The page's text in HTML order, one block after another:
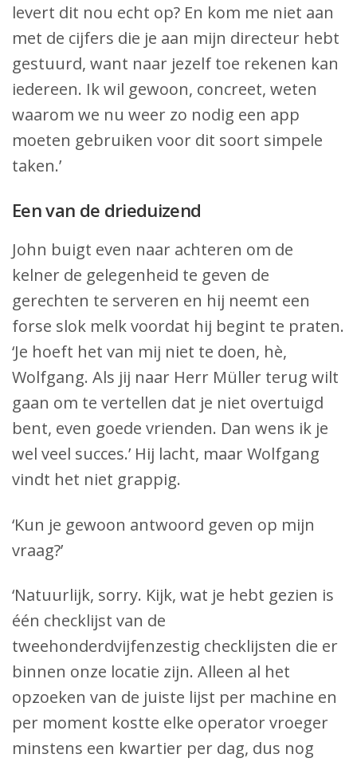
levert dit nou echt op? En kom me niet aan
met de cijfers die je aan mijn directeur hebt
gestuurd, want naar jezelf toe rekenen kan
iedereen. Ik wil gewoon, concreet, weten
waarom we nu weer zo nodig een app
moeten gebruiken voor dit soort simpele
taken.’
Een van de drieduizend
John buigt even naar achteren om de
kelner de gelegenheid te geven de
gerechten te serveren en hij neemt een
forse slok melk voordat hij begint te praten.
‘Je hoeft het van mij niet te doen, hè,
Wolfgang. Als jij naar Herr Müller terug wilt
gaan om te vertellen dat je niet overtuigd
bent, even goede vrienden. Dan wens ik je
wel veel succes.’ Hij lacht, maar Wolfgang
vindt het niet grappig.
‘Kun je gewoon antwoord geven op mijn
vraag?’
‘Natuurlijk, sorry. Kijk, wat je hebt gezien is
één checklijst van de
tweehonderdvijfenzestig checklijsten die er
binnen onze locatie zijn. Alleen al het
opzoeken van de juiste lijst per machine en
per moment kostte elke operator vroeger
minstens een kwartier per dag, dus nog